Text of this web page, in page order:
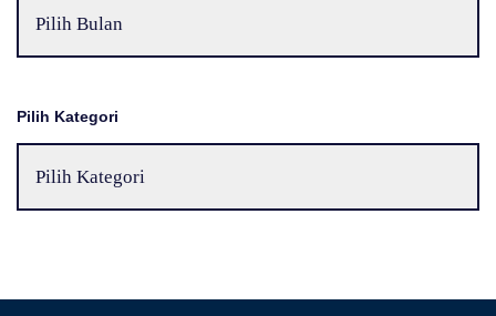
Pilih Kategori